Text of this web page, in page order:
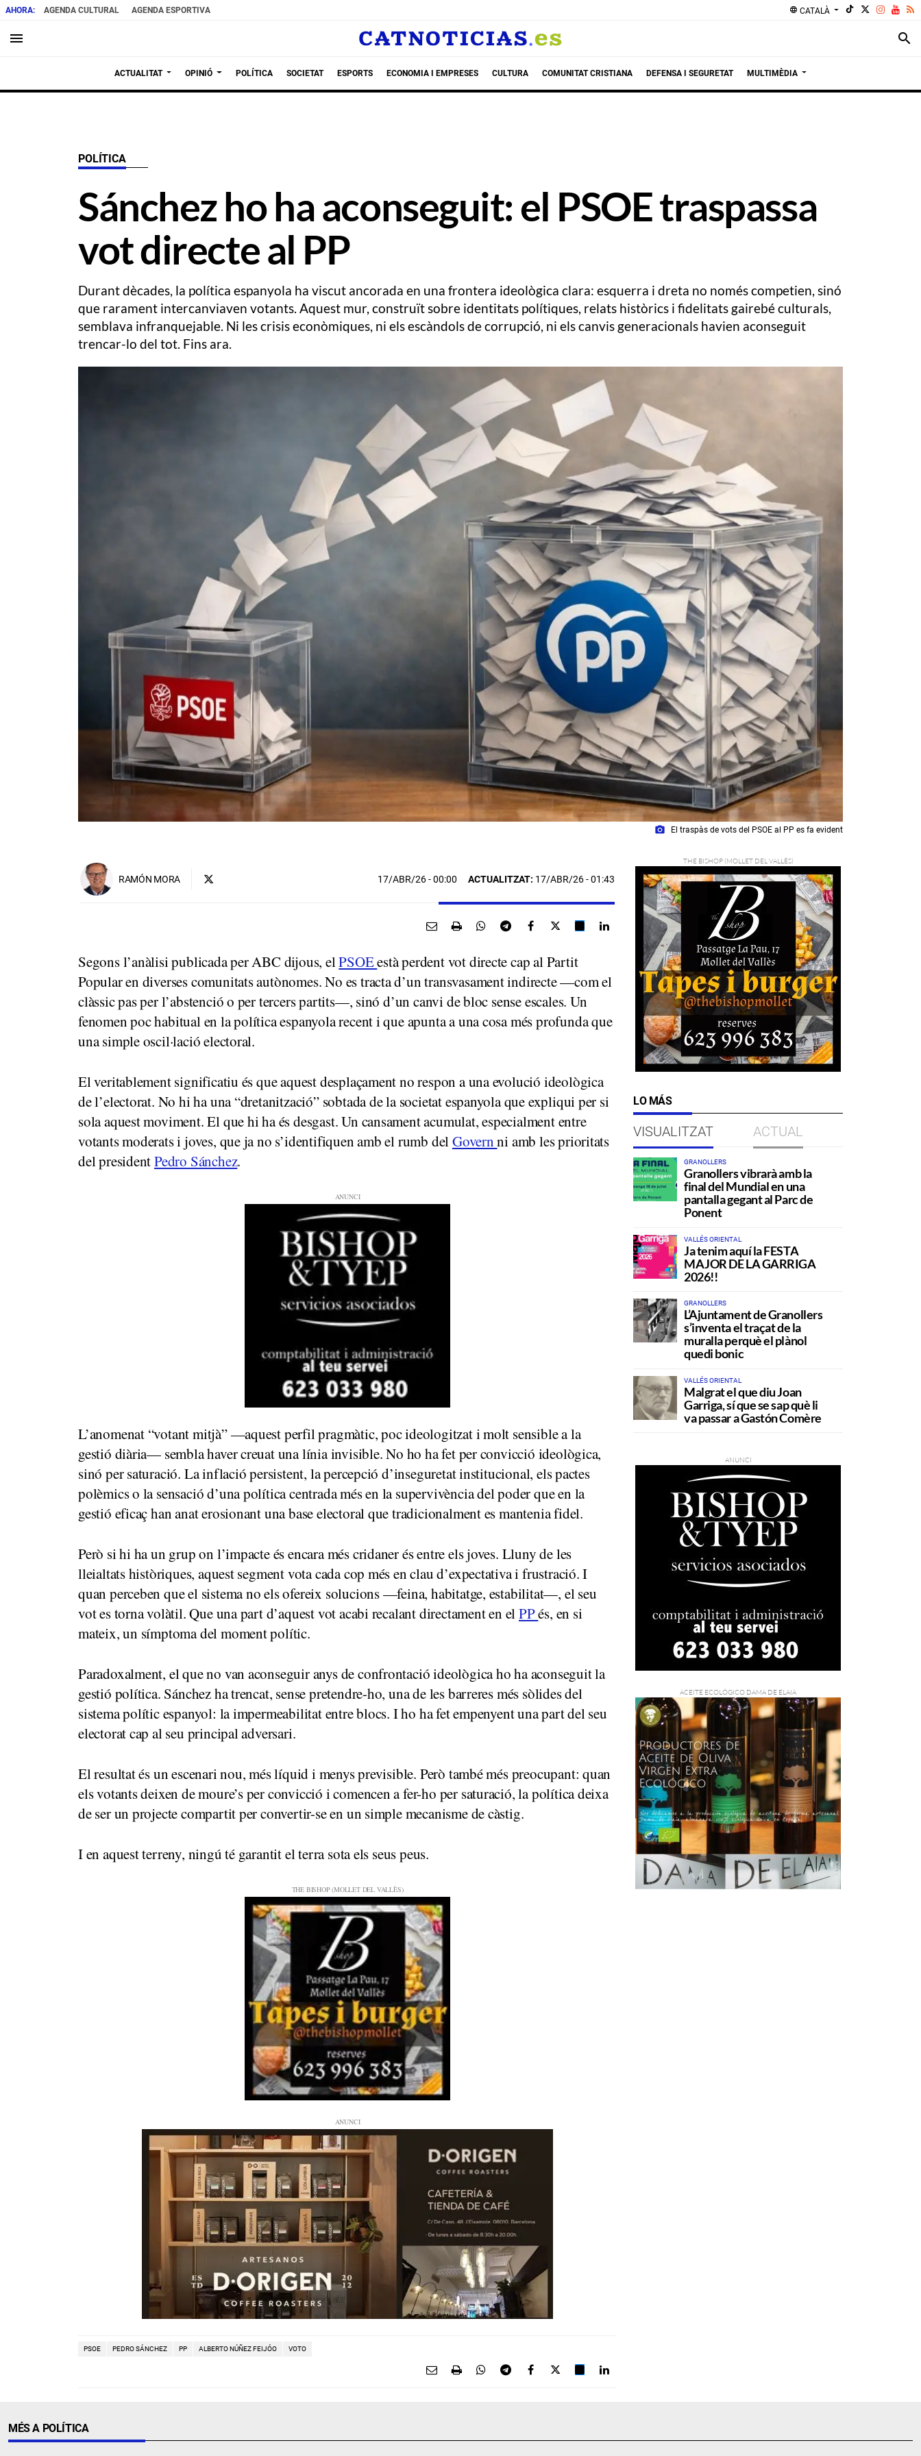
AGENDA CULTURAL AGENDA ESPORTIVA language CATALÀ
menu search
ACTUALITAT OPINIÓ POLÍTICA SOCIETAT ESPORTS ECONOMIA I EMPRESES CULTURA COMUNITAT CRISTIANA DEFENSA I SEGURETAT MULTIMÈDIA
POLÍTICA
Sánchez ho ha aconseguit: el PSOE traspassa
vot directe al PP
Durant dècades, la política espanyola ha viscut ancorada en una frontera ideològica clara: esquerra i dreta no només competien, sinó
que rarament intercanviaven votants. Aquest mur, construït sobre identitats polítiques, relats històrics i fidelitats gairebé culturals,
semblava infranquejable. Ni les crisis econòmiques, ni els escàndols de corrupció, ni els canvis generacionals havien aconseguit
trencar-lo del tot. Fins ara.
photo_camera El traspàs de vots del PSOE al PP es fa evident
RAMÓN MORA 17/ABR/26- 00:00 ACTUALITZAT: 17/ABR/26 - 01:43
Segons l’anàlisi publicada per ABC dijous, elPSOEestà perdent vot directe cap al Partit
Popular en diverses comunitats autònomes. No es tracta d’un transvasament indirecte —com el
clàssic pas per l’abstenció o per tercers partits—, sinó d’un canvi de bloc sense escales. Un
fenomen poc habitual en la política espanyola recent i que apunta a una cosa més profunda que
una simple oscil·lació electoral.
El veritablement significatiu és que aquest desplaçament no respon a una evolució ideològica
de l’electorat. No hi ha una “dretanització” sobtada de la societat espanyola que expliqui per si
sola aquest moviment. El que hi ha és desgast. Un cansament acumulat, especialment entre
votants moderats i joves, que ja no s’identifiquen amb el rumb delGovernni amb les prioritats
del presidentPedro Sánchez.
L’anomenat “votant mitjà” —aquest perfil pragmàtic, poc ideologitzat i molt sensible a la
gestió diària— sembla haver creuat una línia invisible. No ho ha fet per convicció ideològica,
sinó per saturació. La inflació persistent, la percepció d’inseguretat institucional, els pactes
polèmics o la sensació d’una política centrada més en la supervivència del poder que en la
gestió eficaç han anat erosionant una base electoral que tradicionalment es mantenia fidel.
Però si hi ha un grup on l’impacte és encara més cridaner és entre els joves. Lluny de les
lleialtats històriques, aquest segment vota cada cop més en clau d’expectativa i frustració. I
quan perceben que el sistema no els ofereix solucions —feina, habitatge, estabilitat—, el seu
vot es torna volàtil. Que una part d’aquest vot acabi recalant directament en elPPés, en si
mateix, un símptoma del moment polític.
Paradoxalment, el que no van aconseguir anys de confrontació ideològica ho ha aconseguit la
gestió política. Sánchez ha trencat, sense pretendre-ho, una de les barreres més sòlides del
sistema polític espanyol: la impermeabilitat entre blocs. I ho ha fet empenyent una part del seu
electorat cap al seu principal adversari.
El resultat és un escenari nou, més líquid i menys previsible. Però també més preocupant: quan
els votants deixen de moure’s per convicció i comencen a fer-ho per saturació, la política deixa
de ser un projecte compartit per convertir-se en un simple mecanisme de càstig.
I en aquest terreny, ningú té garantit el terra sota els seus peus.
PSOE PEDRO SÁNCHEZ PP ALBERTO NÚÑEZ FEIJÓO VOTO
LO MÁS
VISUALITZAT ACTUAL
GRANOLLERS
Granollers vibrarà amb la
final del Mundial en una
pantalla gegant al Parc de
Ponent
VALLÉS ORIENTAL
Ja tenim aquí la FESTA
MAJOR DE LA GARRIGA
2026!!
GRANOLLERS
L’Ajuntament de Granollers
s’inventa el traçat de la
muralla perquè el plànol
quedi bonic
VALLÉS ORIENTAL
Malgrat el que diu Joan
Garriga, sí que se sap què li
va passar a Gastón Comère
MÉS A POLÍTICA